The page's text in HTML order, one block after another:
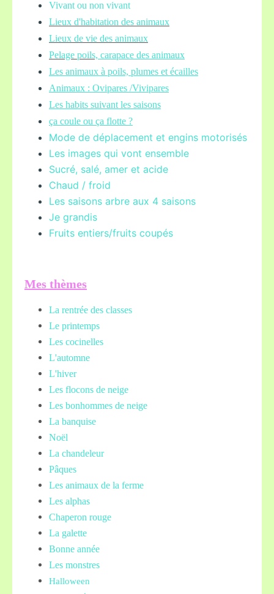
Vivant ou non vivant
Lieux d'habitation des animaux
Lieux de vie des animaux
Pelage poils, carapace des animaux
Les animaux à poils, plumes et écailles
Animaux : Ovipares /Vivipares
Les habits suivant les saisons
ça coule ou ça flotte ?
Mode de déplacement et engins motorisés
Les images qui vont ensemble
Sucré, salé, amer et acide
Chaud / froid
Les saisons arbre aux 4 saisons
Je grandis
Fruits entiers/fruits coupés
Mes thèmes
La rentrée des classes
Le printemps
Les cocinelles
L'automne
L'hiver
Les flocons de neige
Les bonhommes de neige
La banquise
Noël
La chandeleur
Pâques
Les animaux de la ferme
Les alphas
Chaperon rouge
La galette
Bonne année
Les monstres
Halloween